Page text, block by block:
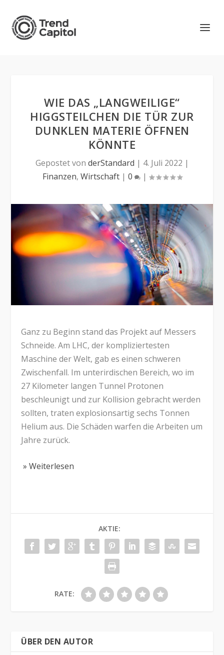
WIE DAS „LANGWEILIGE“
HIGGSTEILCHEN DIE TÜR ZUR
DUNKLEN MATERIE ÖFFNEN
KÖNNTE
Gepostet von derStandard | 4. Juli 2022 |
Finanzen, Wirtschaft| 0 |
Ganz zu Beginn stand das Projekt auf Messers
Schneide. Am LHC, der kompliziertesten
Maschine der Welt, gab es einen schweren
Zwischenfall. Im unterirdischen Bereich, wo im
27 Kilometer langen Tunnel Protonen
beschleunigt und zur Kollision gebracht werden
sollten, traten explosionsartig sechs Tonnen
Helium aus. Die Schäden warfen die Arbeiten um
Jahre zurück.
» Weiterlesen
AKTIE:
RATE:
ÜBER DEN AUTOR